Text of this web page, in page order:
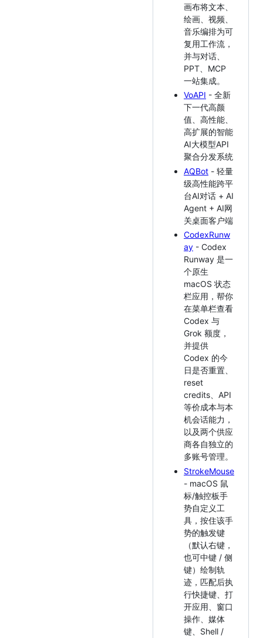
画布将文本、
绘画、视频、
音乐编排为可
复用工作流，
并与对话、
PPT、MCP
一站集成。
VoAPI - 全新
下一代高颜
值、高性能、
高扩展的智能
AI大模型API
聚合分发系统
AQBot - 轻量
级高性能跨平
台AI对话 + AI
Agent + AI网
关桌面客户端
CodexRunw
ay - Codex
Runway 是一
个原生
macOS 状态
栏应用，帮你
在菜单栏查看
Codex 与
Grok 额度，
并提供
Codex 的今
日是否重置、
reset
credits、API
等价成本与本
机会话能力，
以及两个供应
商各自独立的
多账号管理。
StrokeMouse
- macOS 鼠
标/触控板手
势自定义工
具，按住该手
势的触发键
（默认右键，
也可中键 / 侧
键）绘制轨
迹，匹配后执
行快捷键、打
开应用、窗口
操作、媒体
键、Shell /